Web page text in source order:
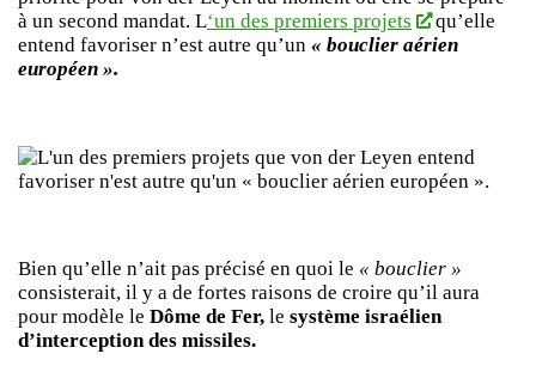
à un second mandat. L‘un des premiers projets
qu’elle
entend favoriser n’est autre qu’un « bouclier aérien
européen ».
Bien qu’elle n’ait pas précisé en quoi le « bouclier »
consisterait, il y a de fortes raisons de croire qu’il aura
pour modèle le Dôme de Fer, le système israélien
d’interception des missiles.